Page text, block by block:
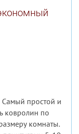
Самый простой и
ковролин по
комнаты.